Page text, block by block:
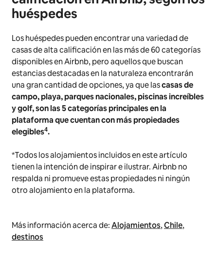
huéspedes
Los huéspedes pueden encontrar una variedad de
casas de alta calificación en las más de 60 categorías
disponibles en Airbnb, pero aquellos que buscan
estancias destacadas en la naturaleza encontrarán
una gran cantidad de opciones, ya que lascasas de
campo, playa, parques nacionales, piscinas increíbles
y golf, son las 5 categorías principales en la
plataforma que cuentan con más propiedades
elegibles4.
*Todos los alojamientos incluidos en este artículo
tienen la intención de inspirar e ilustrar. Airbnb no
respalda ni promueve estas propiedades ni ningún
otro alojamiento en la plataforma.
Más información acerca de:Alojamientos,Chile,
destinos